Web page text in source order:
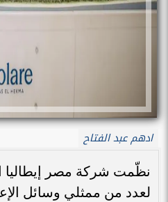
ادهم عبد الفتاح
نظّمت شركة مصر إيطاليا
لعدد من ممثلي وسائل